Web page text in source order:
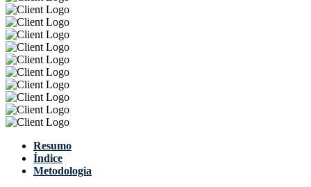
Resumo
Índice
Metodologia